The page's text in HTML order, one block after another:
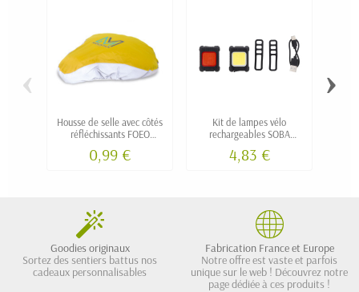
Housse de selle avec côtés
réfléchissants FOEO
0,99 €
Kit de lampes vélo
rechargeables SOBA
4,83 €
‹ ›
Goodies originaux
Sortez des sentiers battus nos
cadeaux personnalisables
Fabrication France et Europe
Notre offre est vaste et parfois
unique sur le web ! Découvrez notre
page dédiée à ces produits !